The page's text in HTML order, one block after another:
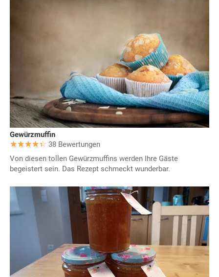
Gewürzmuffin
38 Bewertungen
Von diesen tollen Gewürzmuffins werden Ihre Gäste
begeistert sein. Das Rezept schmeckt wunderbar.